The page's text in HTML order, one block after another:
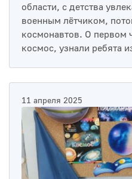
области, с детства
военным лётчиком,
космонавтов. О первом
космос, узнали ребята
11 апреля 2025